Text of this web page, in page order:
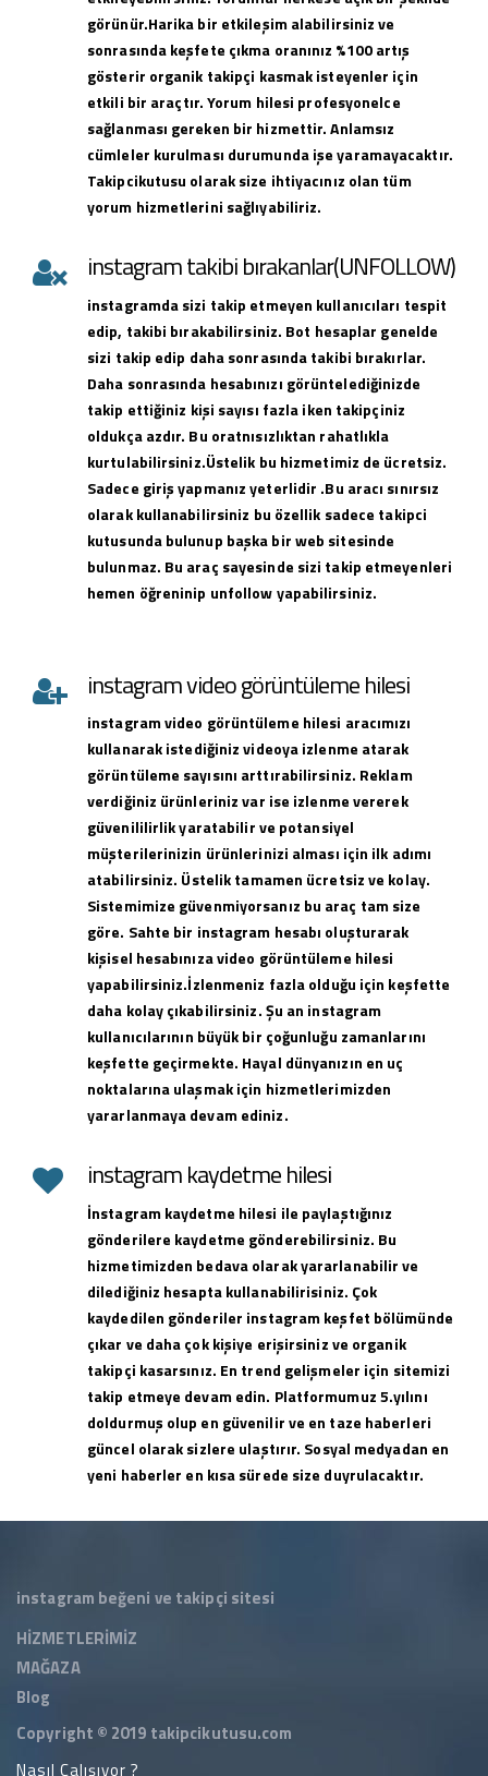
görünür.Harika bir etkileşim alabilirsiniz ve
sonrasında keşfete çıkma oranınız %100 artış
gösterir organik takipçi kasmak isteyenler için
etkili bir araçtır. Yorum hilesi profesyonelce
sağlanması gereken bir hizmettir. Anlamsız
cümleler kurulması durumunda işe yaramayacaktır.
Takipcikutusu olarak size ihtiyacınız olan tüm
yorum hizmetlerini sağlıyabiliriz.
instagram takibi bırakanlar(UNFOLLOW)
instagramda sizi takip etmeyen kullanıcıları tespit
edip, takibi bırakabilirsiniz. Bot hesaplar genelde
sizi takip edip daha sonrasında takibi bırakırlar.
Daha sonrasında hesabınızı görüntelediğinizde
takip ettiğiniz kişi sayısı fazla iken takipçiniz
oldukça azdır. Bu oratnısızlıktan rahatlıkla
kurtulabilirsiniz.Üstelik bu hizmetimiz de ücretsiz.
Sadece giriş yapmanız yeterlidir .Bu aracı sınırsız
olarak kullanabilirsiniz bu özellik sadece takipci
kutusunda bulunup başka bir web sitesinde
bulunmaz. Bu araç sayesinde sizi takip etmeyenleri
hemen öğreninip unfollow yapabilirsiniz.
instagram video görüntüleme hilesi
instagramvideo görüntüleme hilesi aracımızı
kullanarak istediğiniz videoya izlenme atarak
görüntüleme sayısını arttırabilirsiniz. Reklam
verdiğiniz ürünleriniz var ise izlenme vererek
güvenililirlik yaratabilir ve potansiyel
müşterilerinizin ürünlerinizi alması için ilk adımı
atabilirsiniz. Üstelik tamamen ücretsiz ve kolay.
Sistemimize güvenmiyorsanız bu araç tam size
göre. Sahte bir instagram hesabı oluşturarak
kişisel hesabınıza video görüntüleme hilesi
yapabilirsiniz.İzlenmeniz fazla olduğu için keşfette
daha kolay çıkabilirsiniz. Şu an instagram
kullanıcılarının büyük bir çoğunluğu zamanlarını
keşfette geçirmekte. Hayal dünyanızın en uç
noktalarına ulaşmak için hizmetlerimizden
yararlanmaya devam ediniz.
instagram kaydetme hilesi
İnstagram kaydetme hilesi ile paylaştığınız
gönderilere kaydetme gönderebilirsiniz. Bu
hizmetimizden bedava olarak yararlanabilir ve
dilediğiniz hesapta kullanabilirisiniz. Çok
kaydedilen gönderiler instagram keşfet bölümünde
çıkar ve daha çok kişiye erişirsiniz ve organik
takipçi kasarsınız. En trend gelişmeler için sitemizi
takip etmeye devam edin. Platformumuz 5.yılını
doldurmuş olup en güvenilir ve en taze haberleri
güncel olarak sizlere ulaştırır. Sosyal medyadan en
yeni haberler en kısa sürede size duyrulacaktır.
instagram beğeni ve takipçi sitesi
HİZMETLERİMİZ
MAĞAZA
Blog
Copyright © 2019 takipcikutusu.com
Nasıl Çalışıyor ?